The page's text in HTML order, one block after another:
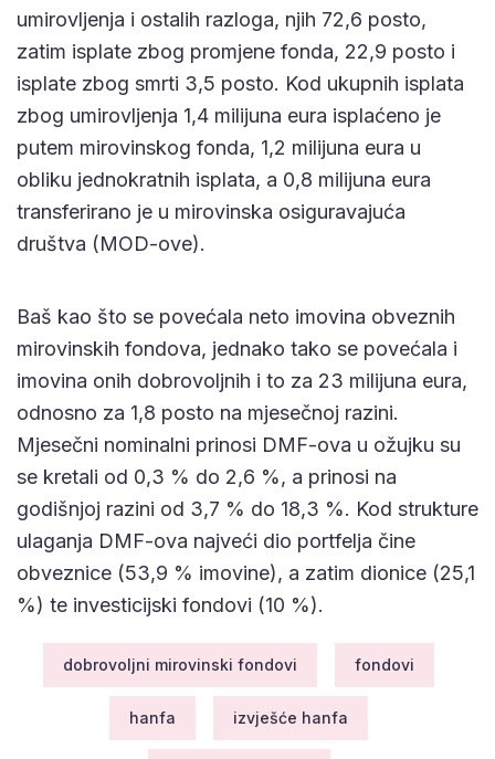
umirovljenja i ostalih razloga, njih 72,6 posto,
zatim isplate zbog promjene fonda, 22,9 posto i
isplate zbog smrti 3,5 posto. Kod ukupnih isplata
zbog umirovljenja 1,4 milijuna eura isplaćeno je
putem mirovinskog fonda, 1,2 milijuna eura u
obliku jednokratnih isplata, a 0,8 milijuna eura
transferirano je u mirovinska osiguravajuća
društva (MOD-ove).
Baš kao što se povećala neto imovina obveznih
mirovinskih fondova, jednako tako se povećala i
imovina onih dobrovoljnih i to za 23 milijuna eura,
odnosno za 1,8 posto na mjesečnoj razini.
Mjesečni nominalni prinosi DMF-ova u ožujku su
se kretali od 0,3 % do 2,6 %, a prinosi na
godišnjoj razini od 3,7 % do 18,3 %. Kod strukture
ulaganja DMF-ova najveći dio portfelja čine
obveznice (53,9 % imovine), a zatim dionice (25,1
%) te investicijski fondovi (10 %).
dobrovoljni mirovinski fondovi fondovi
hanfa izvješće hanfa